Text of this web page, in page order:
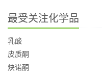
最受关注化学品
乳酸
皮质酮
炔诺酮